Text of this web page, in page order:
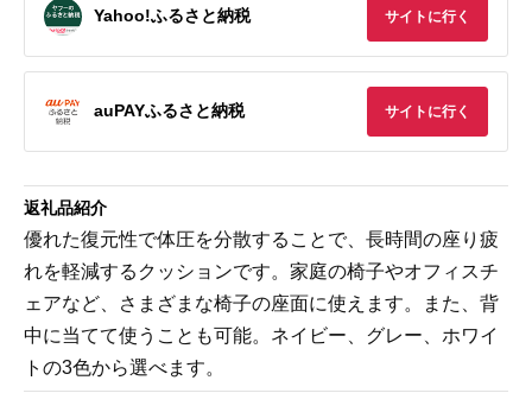
Yahoo!ふるさと納税 サイトに行く
auPAYふるさと納税 サイトに行く
返礼品紹介
優れた復元性で体圧を分散することで、長時間の座り疲
れを軽減するクッションです。家庭の椅子やオフィスチ
ェアなど、さまざまな椅子の座面に使えます。また、背
中に当てて使うことも可能。ネイビー、グレー、ホワイ
トの3色から選べます。